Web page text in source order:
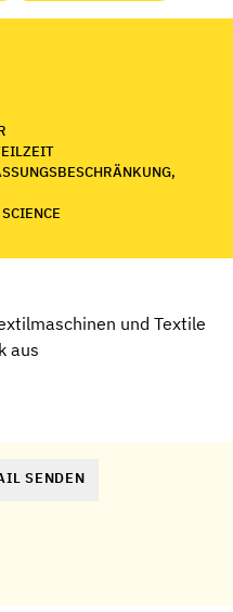
und Textile
aus
SENDEN